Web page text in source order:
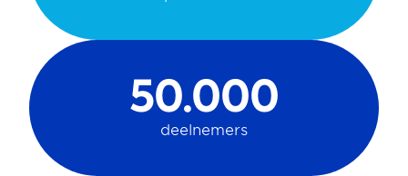
50.000
deelnemers